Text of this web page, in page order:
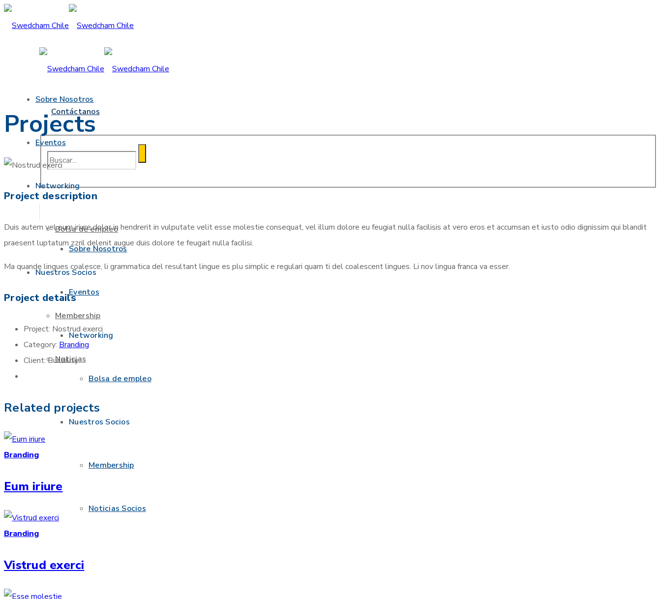
Sobre Nosotros
Eventos
Networking
Bolsa de empleo
Nuestros Socios
Membership
Noticias
Contáctanos
Sobre Nosotros
Eventos
Networking
Bolsa de empleo
Nuestros Socios
Membership
Noticias Socios
Projects
Project description
Duis autem vel eum iriure dolor in hendrerit in vulputate velit esse molestie consequat, vel illum dolore eu feugiat nulla facilisis at vero eros et accumsan et iusto odio dignissim qui blandit
praesent luptatum zzril delenit augue duis dolore te feugait nulla facilisi.
Ma quande lingues coalesce, li grammatica del resultant lingue es plu simplic e regulari quam ti del coalescent lingues. Li nov lingua franca va esser.
Project details
Project: Nostrud exerci
Category: Branding
Client:Buildility
Related projects
Branding
Eum iriure
Branding
Vistrud exerci